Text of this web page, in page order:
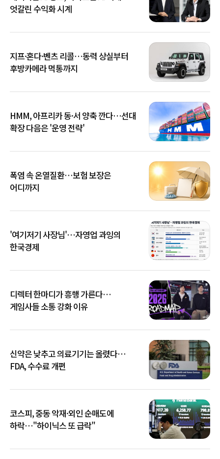
엇갈린 수익화 시계
지프·혼다·벤츠 리콜…동력 상실부터
후방카메라 먹통까지
HMM, 아프리카 동·서 양축 깐다…선대
확장 다음은 '운영 전략'
폭염 속 온열질환…보험 보장은
어디까지
'여기저기 사장님'…자영업 과잉의
한국경제
디렉터 한마디가 흥행 가른다…
게임사들 소통 강화 이유
신약은 낮추고 의료기기는 올렸다…
FDA, 수수료 개편
코스피, 중동 악재·외인 순매도에
하락…"하이닉스 또 급락"